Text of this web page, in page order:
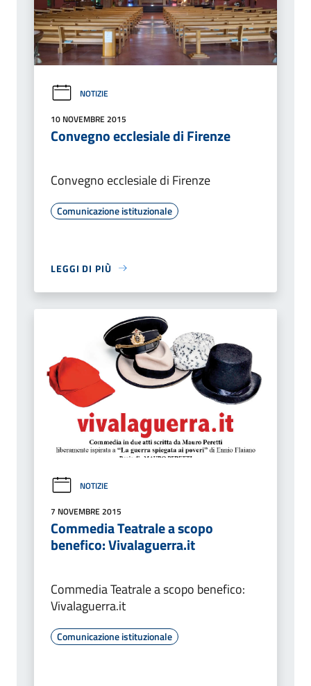
NOTIZIE
10 NOVEMBRE 2015
Convegno ecclesiale di Firenze
Convegno ecclesiale di Firenze
Comunicazione istituzionale
LEGGI DI PIÙ
NOTIZIE
7 NOVEMBRE 2015
Commedia Teatrale a scopo
benefico: Vivalaguerra.it
Commedia Teatrale a scopo benefico:
Vivalaguerra.it
Comunicazione istituzionale